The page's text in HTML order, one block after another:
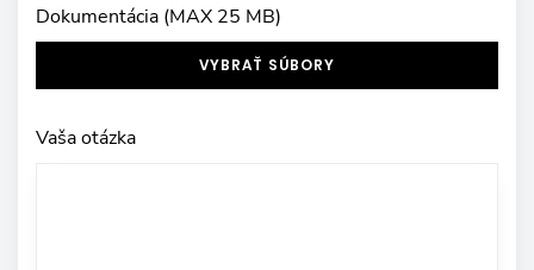
Dokumentácia (MAX 25 MB)
VYBRAŤ SÚBORY
Vaša otázka